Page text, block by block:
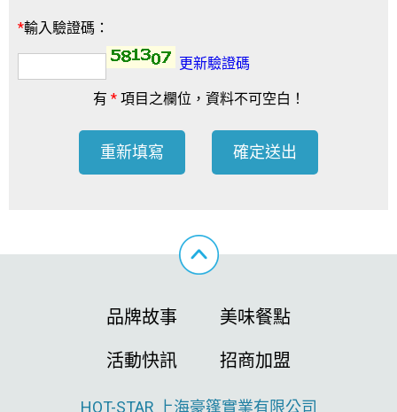
*輸入驗證碼：
更新驗證碼
有 *項目之欄位，資料不可空白！
重新填寫 確定送出
品牌故事 美味餐點
活動快訊 招商加盟
HOT-STAR 上海豪篷實業有限公司